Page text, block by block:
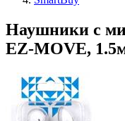
Наушники с
EZ-MOVE,